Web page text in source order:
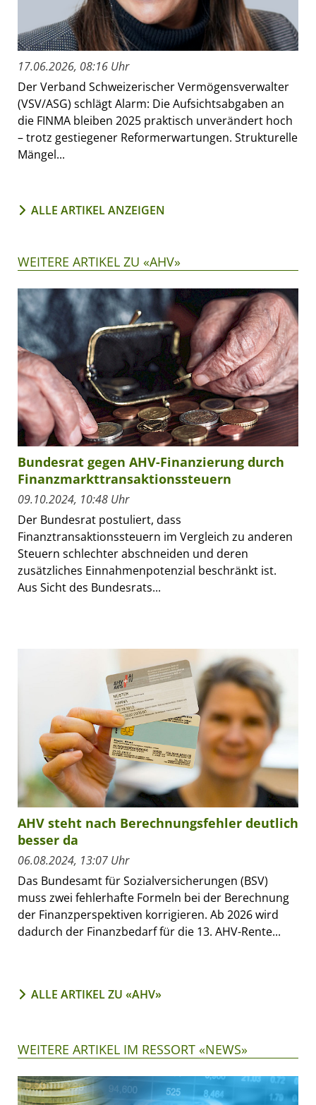
17.06.2026, 08:16 Uhr
Der Verband Schweizerischer Vermögensverwalter
(VSV/ASG) schlägt Alarm: Die Aufsichtsabgaben an
die FINMA bleiben 2025 praktisch unverändert hoch
– trotz gestiegener Reformerwartungen. Strukturelle
Mängel...
ALLE ARTIKEL ANZEIGEN
WEITERE ARTIKEL ZU «AHV»
Bundesrat gegen AHV-Finanzierung durch
Finanzmarkttransaktionssteuern
09.10.2024, 10:48 Uhr
Der Bundesrat postuliert, dass
Finanztransaktionssteuern im Vergleich zu anderen
Steuern schlechter abschneiden und deren
zusätzliches Einnahmenpotenzial beschränkt ist.
Aus Sicht des Bundesrats...
AHV steht nach Berechnungsfehler deutlich
besser da
06.08.2024, 13:07 Uhr
Das Bundesamt für Sozialversicherungen (BSV)
muss zwei fehlerhafte Formeln bei der Berechnung
der Finanzperspektiven korrigieren. Ab 2026 wird
dadurch der Finanzbedarf für die 13. AHV-Rente...
ALLE ARTIKEL ZU «AHV»
WEITERE ARTIKEL IM RESSORT «NEWS»